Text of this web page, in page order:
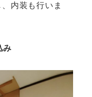
内装も行いま
み